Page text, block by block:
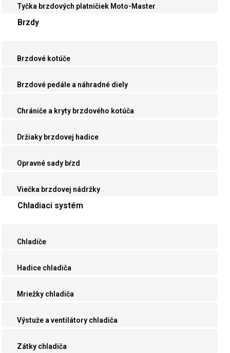
Tyčka brzdových platničiek Moto-Master
Brzdy
Brzdové kotúče
Brzdové pedále a náhradné diely
Chrániče a kryty brzdového kotúča
Držiaky brzdovej hadice
Opravné sady bŕzd
Viečka brzdovej nádržky
Chladiaci systém
Chladiče
Hadice chladiča
Mriežky chladiča
Výstuže a ventilátory chladiča
Zátky chladiča